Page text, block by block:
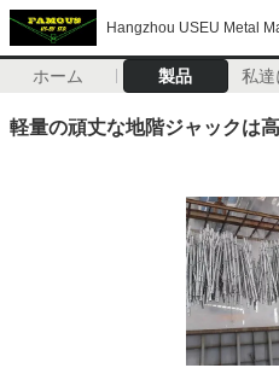
Hangzhou USEU Metal
ホーム 製品 私達
軽量の頑丈な地階ジャックは